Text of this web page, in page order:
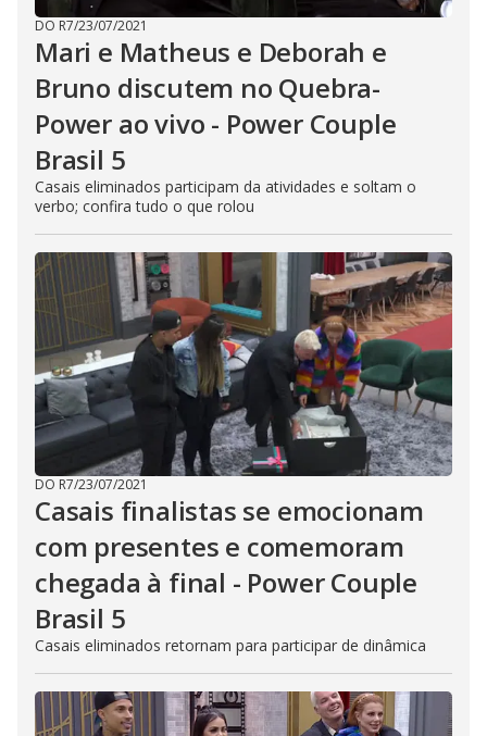
DO R7/23/07/2021
Mari e Matheus e Deborah e
Bruno discutem no Quebra-
Power ao vivo - Power Couple
Brasil 5
Casais eliminados participam da atividades e soltam o
verbo; confira tudo o que rolou
DO R7/23/07/2021
Casais finalistas se emocionam
com presentes e comemoram
chegada à final - Power Couple
Brasil 5
Casais eliminados retornam para participar de dinâmica